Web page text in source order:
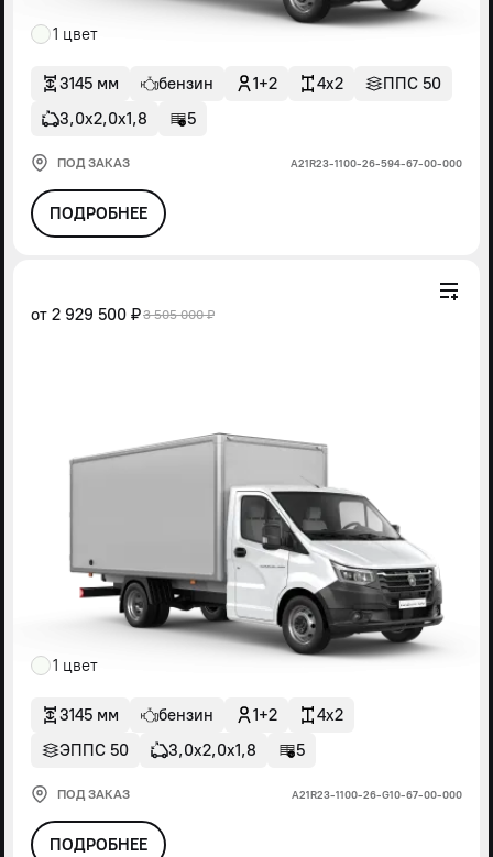
1 цвет
3145 мм бензин 1+2 4x2
ППС 50
3,0х2,0х1,8
5
ПОД ЗАКАЗ А21R23-1100-26-594-67-00-000
ПОДРОБНЕЕ
от 2 929 500 ₽3 505 000 ₽
1 цвет
3145 мм бензин 1+2
4x2
ЭППС 50
3,0х2,0х1,8 5
ПОД ЗАКАЗ А21R23-1100-26-G10-67-00-000
ПОДРОБНЕЕ